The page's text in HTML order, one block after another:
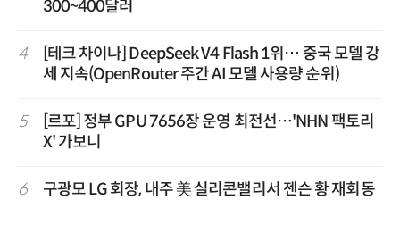
300~400달러
4
[테크 차이나] DeepSeek V4 Flash 1위… 중국 모델 강
세 지속(OpenRouter 주간 AI 모델 사용량 순위)
5
[르포] 정부 GPU 7656장 운영 최전선…'NHN 팩토리
X' 가보니
6 구광모 LG 회장, 내주 美 실리콘밸리서 젠슨 황 재회동